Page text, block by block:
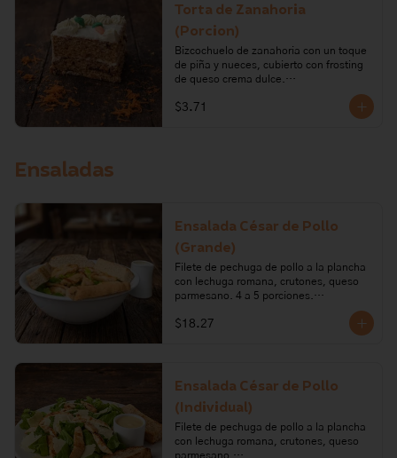
frutos secos, huevo, soya
Torta de Zanahoria
(Porcion)
Bizcochuelo de zanahoria con un toque
de piña y nueces, cubierto con frosting
de queso crema dulce.
Ingredientes: harina de trigo, zanahoria,
nueces, vainilla, azúcar, aceite vegetal,
$3.71
Ensaladas
Ensalada César de Pollo
(Grande)
Filete de pechuga de pollo a la plancha
con lechuga romana, crutones, queso
parmesano. 4 a 5 porciones.
Ingredientes: Lechuga, queso
parmesano, harina de trigo, aceite de
mostaza, pimienta, anchoas, salsa
Alérgenos: Leche, gluten, huevo,
pescado, soya, mostaza
$18.27
Ensalada César de Pollo
(Individual)
Filete de pechuga de pollo a la plancha
con lechuga romana, crutones, queso
parmesano.